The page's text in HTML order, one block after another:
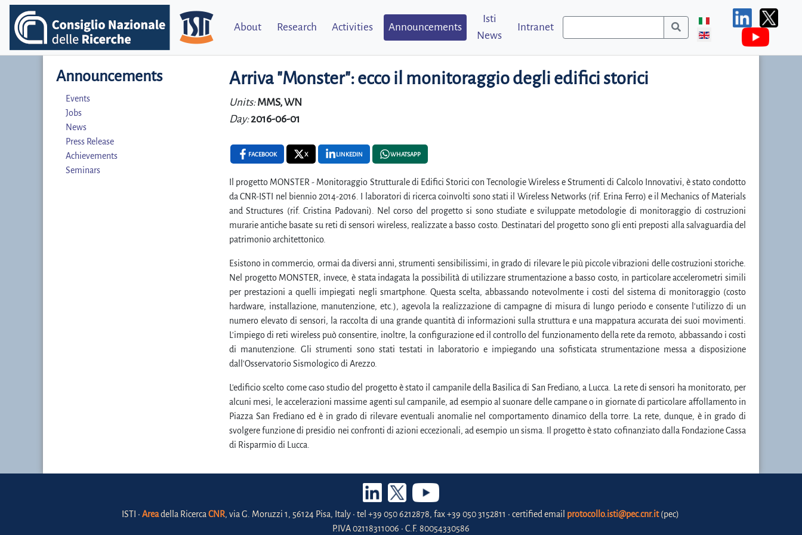
About Research Activities Announcements
Isti
News
Intranet
Announcements
Events
Jobs
News
Press Release
Achievements
Seminars
Arriva "Monster": ecco il monitoraggio degli edifici storici
Units:MMS, WN
Day:2016-06-01
FACEBOOK X LINKEDIN WHATSAPP
Il progetto MONSTER - Monitoraggio Strutturale di Edifici Storici con Tecnologie Wireless e Strumenti di Calcolo Innovativi, è stato condotto
da CNR-ISTI nel biennio 2014-2016. I laboratori di ricerca coinvolti sono stati il Wireless Networks (rif. Erina Ferro) e il Mechanics of Materials
and Structures (rif. Cristina Padovani). Nel corso del progetto si sono studiate e sviluppate metodologie di monitoraggio di costruzioni
murarie antiche basate su reti di sensori wireless, realizzate a basso costo. Destinatari del progetto sono gli enti preposti alla salvaguardia del
patrimonio architettonico.
Esistono in commercio, ormai da diversi anni, strumenti sensibilissimi, in grado di rilevare le più piccole vibrazioni delle costruzioni storiche.
Nel progetto MONSTER, invece, è stata indagata la possibilità di utilizzare strumentazione a basso costo, in particolare accelerometri simili
per prestazioni a quelli impiegati negli smartphone. Questa scelta, abbassando notevolmente i costi del sistema di monitoraggio (costo
hardware, installazione, manutenzione, etc.), agevola la realizzazione di campagne di misura di lungo periodo e consente l'utilizzo di un
numero elevato di sensori, la raccolta di una grande quantità di informazioni sulla struttura e una mappatura accurata dei suoi movimenti.
L'impiego di reti wireless può consentire, inoltre, la configurazione ed il controllo del funzionamento della rete da remoto, abbassando i costi
di manutenzione. Gli strumenti sono stati testati in laboratorio e impiegando una sofisticata strumentazione messa a disposizione
dall'Osservatorio Sismologico di Arezzo.
L'edificio scelto come caso studio del progetto è stato il campanile della Basilica di San Frediano, a Lucca. La rete di sensori ha monitorato, per
alcuni mesi, le accelerazioni massime agenti sul campanile, ad esempio al suonare delle campane o in giornate di particolare affollamento in
Piazza San Frediano ed è in grado di rilevare eventuali anomalie nel comportamento dinamico della torre. La rete, dunque, è in grado di
svolgere funzione di presidio nei confronti di azioni eccezionali, ad esempio un sisma. Il progetto è stato cofinanziato dalla Fondazione Cassa
di Risparmio di Lucca.
ISTI • Areadella Ricerca CNR, via G. Moruzzi 1, 56124 Pisa, Italy • tel +39 050 6212878, fax +39 050 3152811 • certified email protocollo.isti@pec.cnr.it(pec)
P.IVA 02118311006 • C.F. 80054330586